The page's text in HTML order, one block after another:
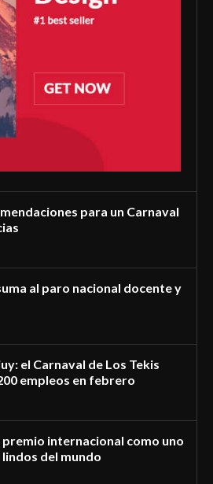
para un Carnaval
al paro nacional docente y
el Carnaval de Los Tekis
empleos en febrero
internacional como uno
del mundo